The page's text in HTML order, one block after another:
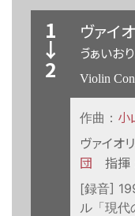
1
↓
2
ヴァイ
ゔぁいお
Violin
作曲： 小
ヴァイオ
団
指揮
[録音]
ル「現代